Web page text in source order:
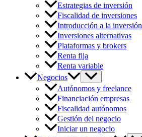
Estrategias de inversión
Fiscalidad de inversiones
Introducción a la inversión
Inversiones alternativas
Plataformas y brokers
Renta fija
Renta variable
Negocios
Autónomos y freelance
Financiación empresas
Fiscalidad autónomos
Gestión del negocio
Iniciar un negocio